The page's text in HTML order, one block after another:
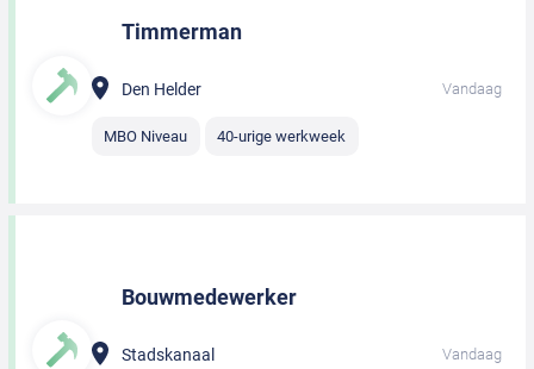
Timmerman
Den Helder Vandaag
MBO Niveau 40-urige werkweek
Bouwmedewerker
Stadskanaal Vandaag